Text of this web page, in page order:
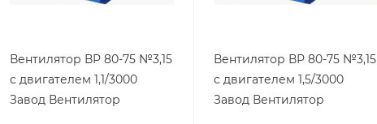
Вентилятор ВР 80-75 №3,15
с двигателем 1,1/3000
Завод Вентилятор
Вентилятор ВР 80-75 №3,15
с двигателем 1,5/3000
Завод Вентилятор